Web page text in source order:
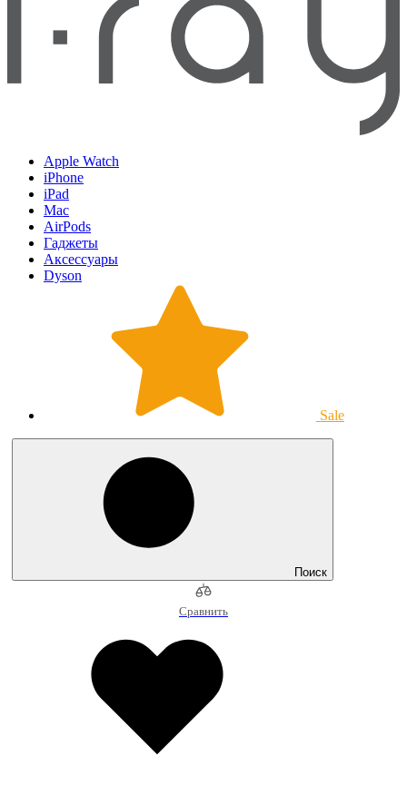
Apple Watch
iPhone
iPad
Mac
AirPods
Гаджеты
Аксессуары
Dyson
Sale
Поиск
Сравнить